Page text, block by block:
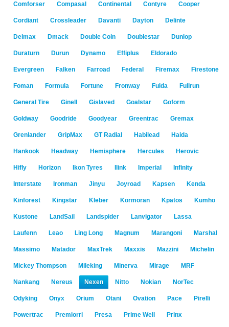
Comforser Compasal Continental Contyre Cooper
Cordiant Crossleader Davanti Dayton Delinte
Delmax Dmack Double Coin Doublestar Dunlop
Duraturn Durun Dynamo Effiplus Eldorado
Evergreen Falken Farroad Federal Firemax Firestone
Foman Formula Fortune Fronway Fulda Fullrun
General Tire Ginell Gislaved Goalstar Goform
Goldway Goodride Goodyear Greentrac Gremax
Grenlander GripMax GT Radial Habilead Haida
Hankook Headway Hemisphere Hercules Herovic
Hifly Horizon Ikon Tyres Ilink Imperial Infinity
Interstate Ironman Jinyu Joyroad Kapsen Kenda
Kinforest Kingstar Kleber Kormoran Kpatos Kumho
Kustone LandSail Landspider Lanvigator Lassa
Laufenn Leao Ling Long Magnum Marangoni Marshal
Massimo Matador MaxTrek Maxxis Mazzini Michelin
Mickey Thompson Mileking Minerva Mirage MRF
Nankang Nereus Nexen Nitto Nokian NorTec
Odyking Onyx Orium Otani Ovation Pace Pirelli
Powertrac Premiorri Presa Prime Well Prinx